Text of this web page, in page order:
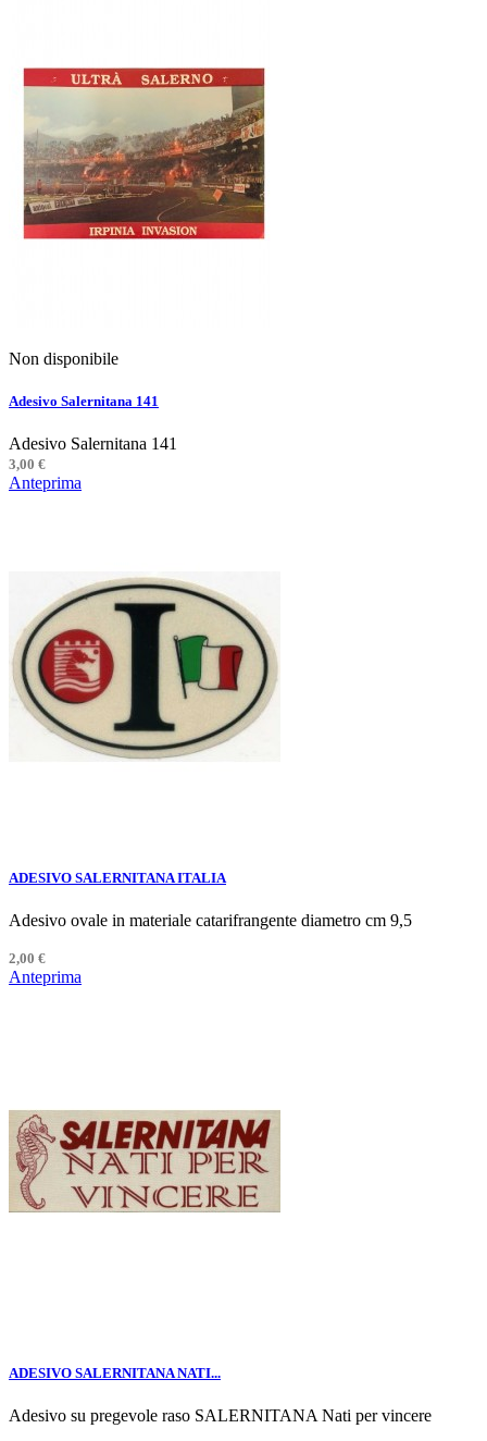
Non disponibile
Adesivo Salernitana 141
Adesivo Salernitana 141
3,00 €
Anteprima
ADESIVO SALERNITANA ITALIA
Adesivo ovale in materiale catarifrangente diametro cm 9,5
2,00 €
Anteprima
ADESIVO SALERNITANA NATI...
Adesivo su pregevole raso SALERNITANA Nati per vincere